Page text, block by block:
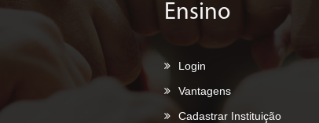
Ensino
Login
Vantagens
Cadastrar Instituição